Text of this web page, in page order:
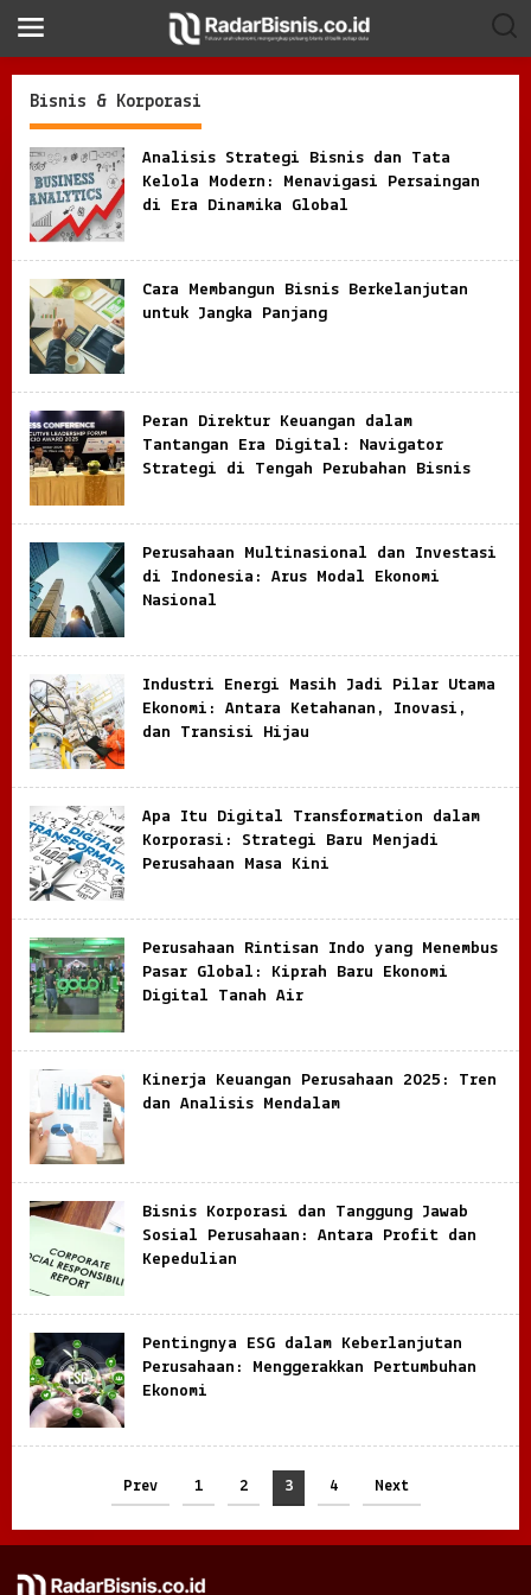
Bisnis & Korporasi
Analisis Strategi Bisnis dan Tata
Kelola Modern: Menavigasi Persaingan
di Era Dinamika Global
Cara Membangun Bisnis Berkelanjutan
untuk Jangka Panjang
Peran Direktur Keuangan dalam
Tantangan Era Digital: Navigator
Strategi di Tengah Perubahan Bisnis
Perusahaan Multinasional dan Investasi
di Indonesia: Arus Modal Ekonomi
Nasional
Industri Energi Masih Jadi Pilar Utama
Ekonomi: Antara Ketahanan, Inovasi,
dan Transisi Hijau
Apa Itu Digital Transformation dalam
Korporasi: Strategi Baru Menjadi
Perusahaan Masa Kini
Perusahaan Rintisan Indo yang Menembus
Pasar Global: Kiprah Baru Ekonomi
Digital Tanah Air
Kinerja Keuangan Perusahaan 2025: Tren
dan Analisis Mendalam
Bisnis Korporasi dan Tanggung Jawab
Sosial Perusahaan: Antara Profit dan
Kepedulian
Pentingnya ESG dalam Keberlanjutan
Perusahaan: Menggerakkan Pertumbuhan
Ekonomi
Prev 1 2 3 4 Next